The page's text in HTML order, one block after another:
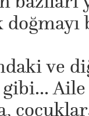
ve
gibi...